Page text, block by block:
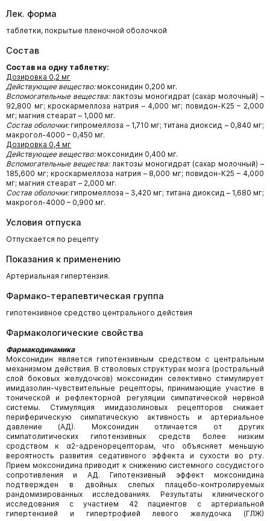
Лек. форма
таблетки, покрытые пленочной оболочкой
Состав
Состав на одну таблетку:
Дозировка 0,2 мг
Действующее вещество:моксонидин 0,200 мг.
Вспомогательные вещества:лактозы моногидрат (сахар молочный) –
92,800 мг; кроскармеллоза натрия – 4,000 мг; повидон-К25 – 2,000
мг; магния стеарат – 1,000 мг.
Состав оболочки: гипромеллоза – 1,710 мг; титана диоксид – 0,840 мг;
макрогол-4000 – 0,450 мг.
Дозировка 0,4 мг
Действующее вещество:моксонидин 0,400 мг.
Вспомогательные вещества:лактозы моногидрат (сахар молочный) –
185,600 мг; кроскармеллоза натрия – 8,000 мг; повидон-К25 – 4,000
мг; магния стеарат – 2,000 мг.
Состав оболочки:гипромеллоза – 3,420 мг; титана диоксид – 1,680 мг;
макрогол-4000 – 0,900 мг.
Условия отпуска
Отпускается по рецепту
Показания к применению
Артериальная гипертензия.
Фармако-терапевтическая группа
гипотензивное средство центрального действия
Фармакологические свойства
Фармакодинамика
Моксонидин является гипотензивным средством с центральным
механизмом действия. В стволовых структурах мозга (ростральный
слой боковых желудочков) моксонидин селективно стимулирует
имидазолин-чувствительные рецепторы, принимающие участие в
тонической и рефлекторной регуляции симпатической нервной
системы. Стимуляция имидазолиновых рецепторов снижает
периферическую симпатическую активность и артериальное
давление (АД). Моксонидин отличается от других
симпатолитических гипотензивных средств более низким
сродством к α2-адренорецепторам, что объясняет меньшую
вероятность развития седативного эффекта и сухости во рту.
Прием моксонидина приводит к снижению системного сосудистого
сопротивления и АД. Гипотензивный эффект моксонидина
подтвержден в двойных слепых плацебо-контролируемых
рандомизированных исследованиях. Результаты клинического
исследования с участием 42 пациентов с артериальной
гипертензией и гипертрофией левого желудочка (ГЛЖ)